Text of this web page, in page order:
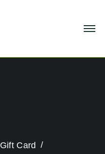
Gift Card